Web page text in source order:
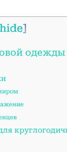
hide]
одежды